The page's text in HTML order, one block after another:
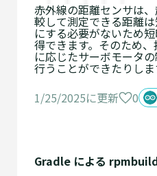
赤外線の距離センサは
較して測定できる距離
にする必要がないため
得できます。そのため
に応じたサーボモータ
行うことができたりしま
1/25/2025に更新
0
Gradle による